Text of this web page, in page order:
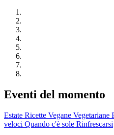
Eventi del momento
Estate Ricette Vegane Vegetariane
veloci Quando c'è sole Rinfrescarsi